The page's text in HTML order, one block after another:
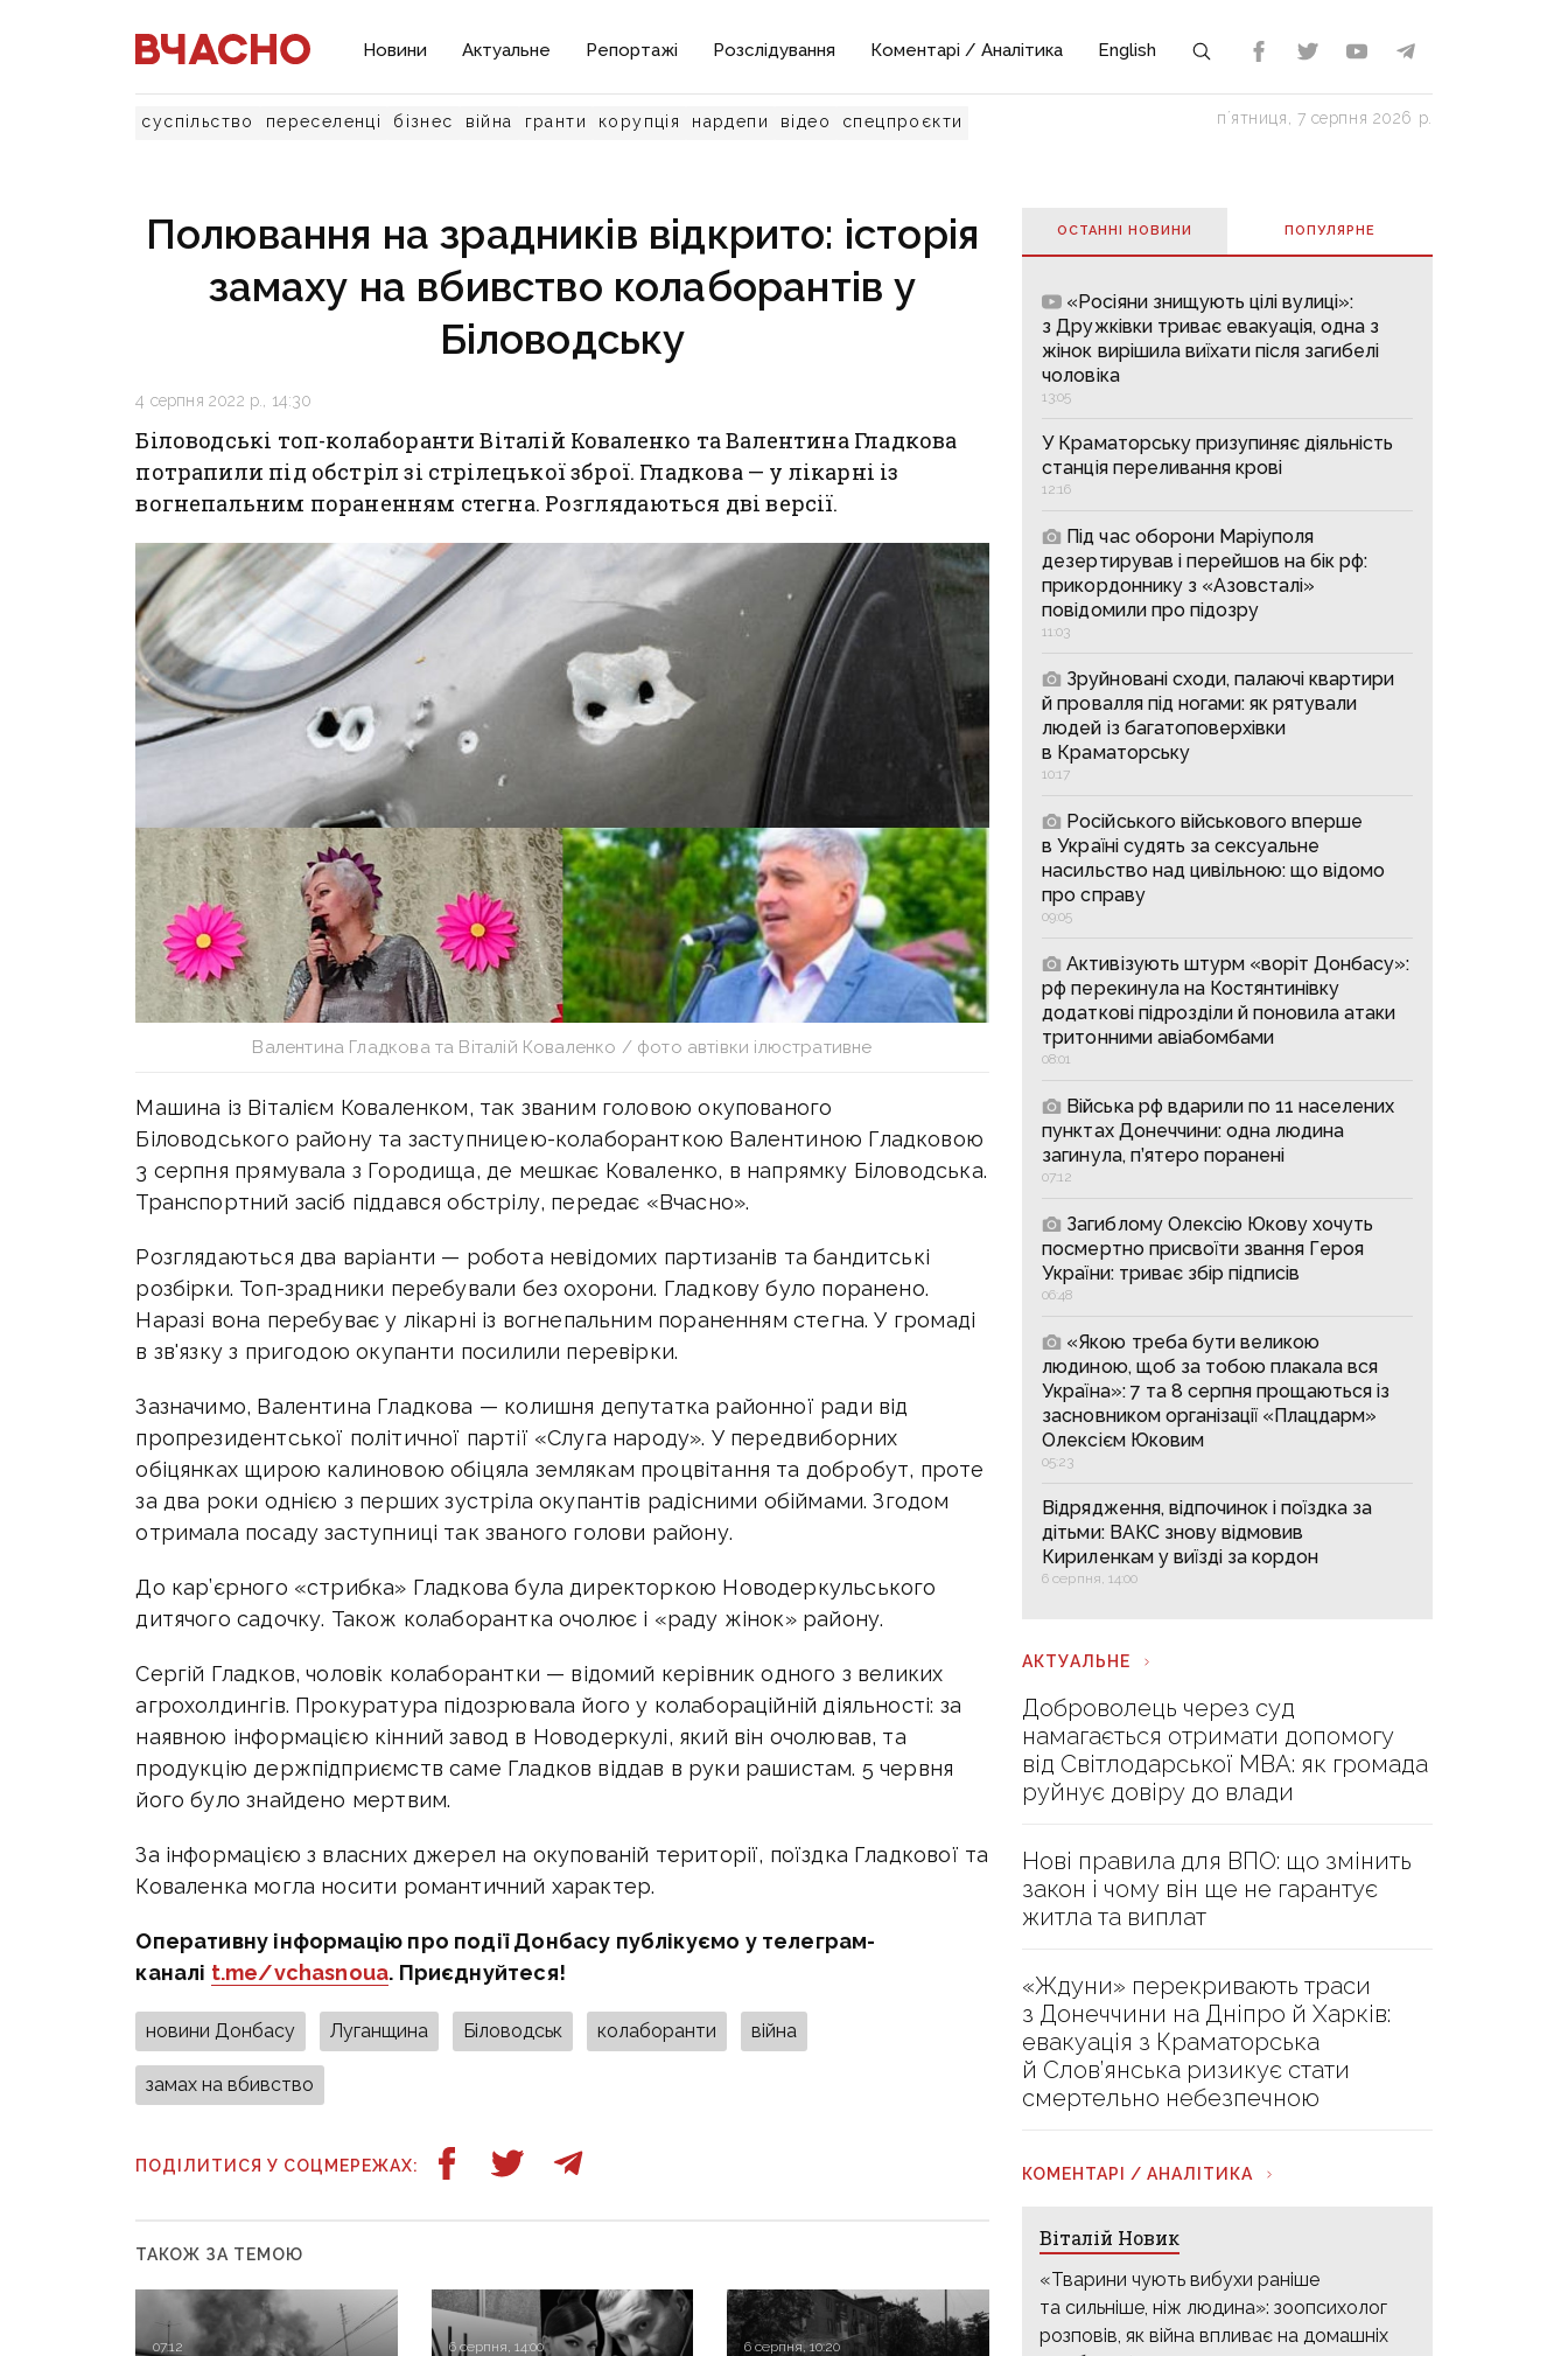
Новини Актуальне Репортажі Розслідування Коментарі / Аналітика English
суспільство переселенці бізнес війна гранти корупція нардепи відео спецпроєкти пʼятниця, 7 серпня 2026 р.
Полювання на зрадників відкрито: історія
замаху на вбивство колаборантів у
Біловодську
4 серпня 2022 р., 14:30
Біловодські топ-колаборанти Віталій Коваленко та Валентина Гладкова
потрапили під обстріл зі стрілецької зброї. Гладкова — у лікарні із
вогнепальним пораненням стегна. Розглядаються дві версії.
Валентина Гладкова та Віталій Коваленко / фото автівки ілюстративне
Машина із Віталієм Коваленком, так званим головою окупованого
Біловодського району та заступницею-колаборанткою Валентиною Гладковою
3 серпня прямувала з Городища, де мешкає Коваленко, в напрямку Біловодська.
Транспортний засіб піддався обстрілу, передає «Вчасно».
Розглядаються два варіанти — робота невідомих партизанів та бандитські
розбірки. Топ-зрадники перебували без охорони. Гладкову було поранено.
Наразі вона перебуває у лікарні із вогнепальним пораненням стегна. У громаді
в зв'язку з пригодою окупанти посилили перевірки.
Зазначимо, Валентина Гладкова — колишня депутатка районної ради від
пропрезидентської політичної партії «Слуга народу». У передвиборних
обіцянках щирою калиновою обіцяла землякам процвітання та добробут, проте
за два роки однією з перших зустріла окупантів радісними обіймами. Згодом
отримала посаду заступниці так званого голови району.
До кар’єрного «стрибка» Гладкова була директоркою Новодеркульського
дитячого садочку. Також колаборантка очолює і «раду жінок» району.
Сергій Гладков, чоловік колаборантки — відомий керівник одного з великих
агрохолдингів. Прокуратура підозрювала його у колабораційній діяльності: за
наявною інформацією кінний завод в Новодеркулі, який він очолював, та
продукцію держпідприємств саме Гладков віддав в руки рашистам. 5 червня
його було знайдено мертвим.
За інформацією з власних джерел на окупованій території, поїздка Гладкової та
Коваленка могла носити романтичний характер.
Оперативну інформацію про події Донбасу публікуємо у телеграм-
каналі t.me/vchasnoua. Приєднуйтеся!
новини Донбасу Луганщина Біловодськ колаборанти війна
замах на вбивство
ПОДІЛИТИСЯ У СОЦМЕРЕЖАХ:
ТАКОЖ ЗА ТЕМОЮ
07:12 6 серпня, 14:00 6 серпня, 10:20
ОСТАННІ НОВИНИ ПОПУЛЯРНE
«Росіяни знищують цілі вулиці»:
з Дружківки триває евакуація, одна з
жінок вирішила виїхати після загибелі
чоловіка
13:05
У Краматорську призупиняє діяльність
станція переливання крові
12:16
Під час оборони Маріуполя
дезертирував і перейшов на бік рф:
прикордоннику з «Азовсталі»
повідомили про підозру
11:03
Зруйновані сходи, палаючі квартири
й провалля під ногами: як рятували
людей із багатоповерхівки
в Краматорську
10:17
Російського військового вперше
в Україні судять за сексуальне
насильство над цивільною: що відомо
про справу
09:05
Активізують штурм «воріт Донбасу»:
рф перекинула на Костянтинівку
додаткові підрозділи й поновила атаки
тритонними авіабомбами
08:01
Війська рф вдарили по 11 населених
пунктах Донеччини: одна людина
загинула, п’ятеро поранені
07:12
Загиблому Олексію Юкову хочуть
посмертно присвоїти звання Героя
України: триває збір підписів
06:48
«Якою треба бути великою
людиною, щоб за тобою плакала вся
Україна»: 7 та 8 серпня прощаються із
засновником організації «Плацдарм»
Олексієм Юковим
05:23
Відрядження, відпочинок і поїздка за
дітьми: ВАКС знову відмовив
Кириленкам у виїзді за кордон
6 серпня, 14:00
АКТУАЛЬНЕ
Доброволець через суд
намагається отримати допомогу
від Світлодарської МВА: як громада
руйнує довіру до влади
Нові правила для ВПО: що змінить
закон і чому він ще не гарантує
житла та виплат
«Ждуни» перекривають траси
з Донеччини на Дніпро й Харків:
евакуація з Краматорська
й Слов’янська ризикує стати
смертельно небезпечною
КОМЕНТАРІ / АНАЛІТИКА
Віталій Новик
«Тварини чують вибухи раніше
та сильніше, ніж людина»: зоопсихолог
розповів, як війна впливає на домашніх